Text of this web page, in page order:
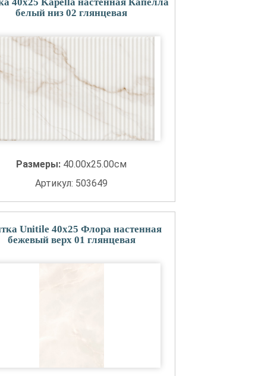
белый низ 02 глянцевая
Размеры: 40.00x25.00см
Артикул: 503649
Unitile 40x25 Флора настенная
бежевый верх 01 глянцевая